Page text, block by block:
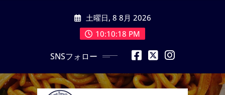
に
ス
土曜日, 8 8月 2026
10:10:18 PM
SNSフォロー